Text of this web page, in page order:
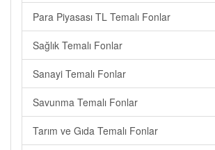
Para Piyasası TL Temalı Fonlar
Sağlık Temalı Fonlar
Sanayi Temalı Fonlar
Savunma Temalı Fonlar
Tarım ve Gıda Temalı Fonlar